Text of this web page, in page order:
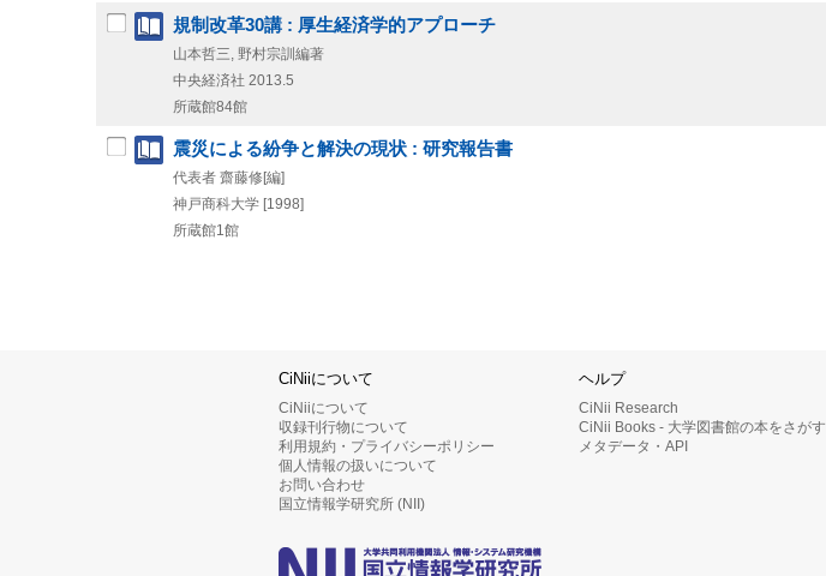
規制改革30講 : 厚生経済学的アプローチ
山本哲三, 野村宗訓編著
中央経済社 2013.5
所蔵館84館
震災による紛争と解決の現状 : 研究報告書
代表者 齋藤修[編]
神戸商科大学 [1998]
所蔵館1館
CiNiiについて
CiNiiについて
収録刊行物について
利用規約・プライバシーポリシー
個人情報の扱いについて
お問い合わせ
国立情報学研究所 (NII)
ヘルプ
CiNii Research
CiNii Books - 大学図書館の本をさがす
メタデータ・API